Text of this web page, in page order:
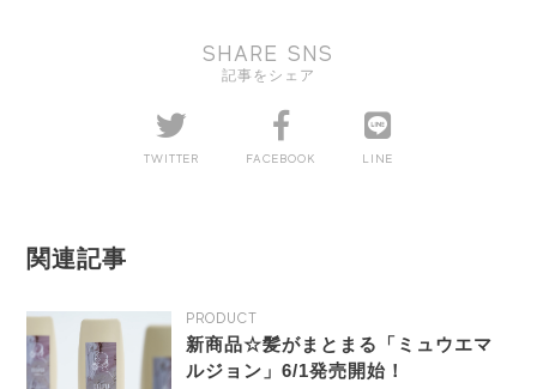
SHARE SNS
記事をシェア
TWITTER FACEBOOK LINE
関連記事
PRODUCT
新商品☆髪がまとまる「ミュウエマ
ルジョン」6/1発売開始！